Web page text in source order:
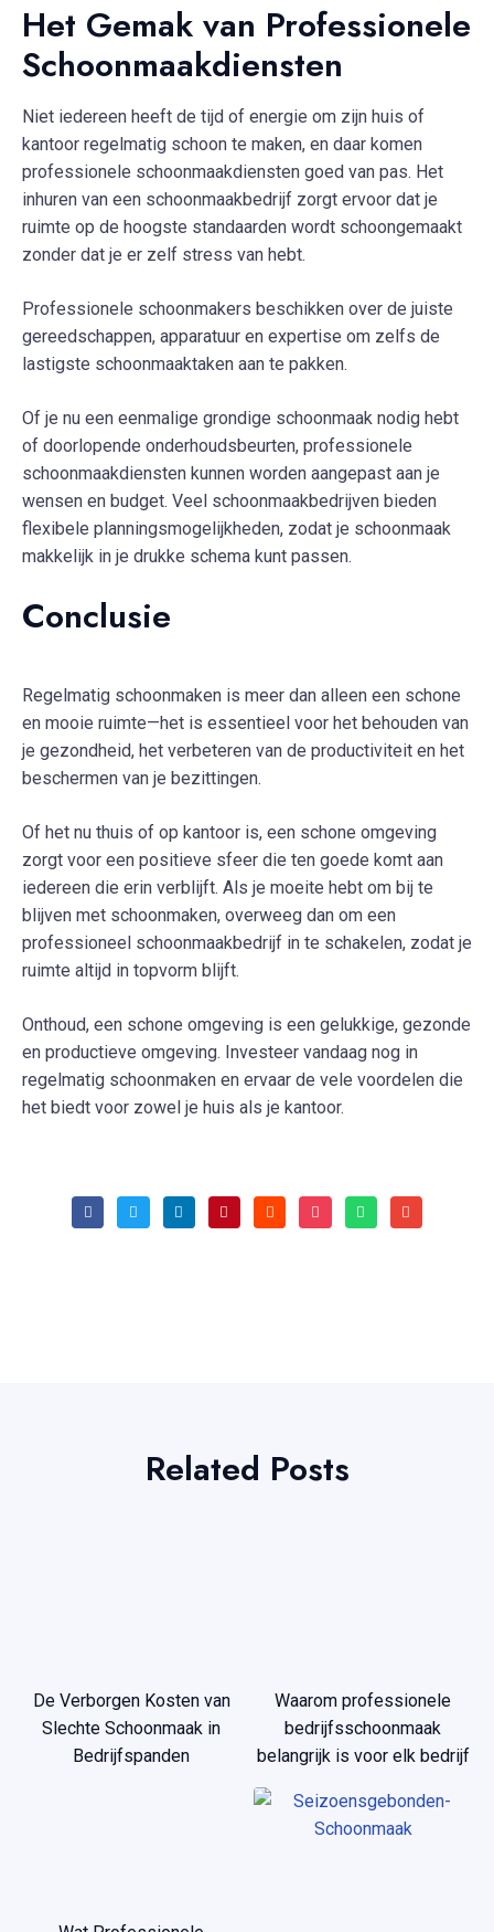
Het Gemak van Professionele
Schoonmaakdiensten
Niet iedereen heeft de tijd of energie om zijn huis of
kantoor regelmatig schoon te maken, en daar komen
professionele schoonmaakdiensten goed van pas. Het
inhuren van een schoonmaakbedrijf zorgt ervoor dat je
ruimte op de hoogste standaarden wordt schoongemaakt
zonder dat je er zelf stress van hebt.
Professionele schoonmakers beschikken over de juiste
gereedschappen, apparatuur en expertise om zelfs de
lastigste schoonmaaktaken aan te pakken.
Of je nu een eenmalige grondige schoonmaak nodig hebt
of doorlopende onderhoudsbeurten, professionele
schoonmaakdiensten kunnen worden aangepast aan je
wensen en budget. Veel schoonmaakbedrijven bieden
flexibele planningsmogelijkheden, zodat je schoonmaak
makkelijk in je drukke schema kunt passen.
Conclusie
Regelmatig schoonmaken is meer dan alleen een schone
en mooie ruimte—het is essentieel voor het behouden van
je gezondheid, het verbeteren van de productiviteit en het
beschermen van je bezittingen.
Of het nu thuis of op kantoor is, een schone omgeving
zorgt voor een positieve sfeer die ten goede komt aan
iedereen die erin verblijft. Als je moeite hebt om bij te
blijven met schoonmaken, overweeg dan om een
professioneel schoonmaakbedrijf in te schakelen, zodat je
ruimte altijd in topvorm blijft.
Onthoud, een schone omgeving is een gelukkige, gezonde
en productieve omgeving. Investeer vandaag nog in
regelmatig schoonmaken en ervaar de vele voordelen die
het biedt voor zowel je huis als je kantoor.
Related Posts
De Verborgen Kosten van
Slechte Schoonmaak in
Bedrijfspanden
Waarom professionele
bedrijfsschoonmaak
belangrijk is voor elk bedrijf